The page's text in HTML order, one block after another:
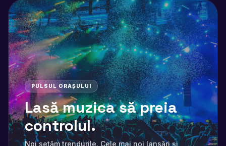
PULSUL ORAȘULUI
Lasă muzica să preia
controlul.
Noi setăm trendurile. Cele mai noi lansări și